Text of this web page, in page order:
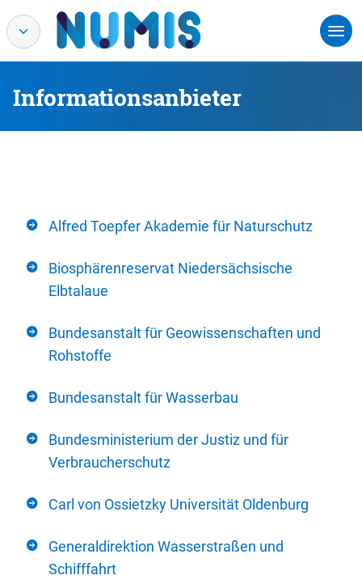
Informationsanbieter
Alfred Toepfer Akademie für Naturschutz
Biosphärenreservat Niedersächsische
Elbtalaue
Bundesanstalt für Geowissenschaften und
Rohstoffe
Bundesanstalt für Wasserbau
Bundesministerium der Justiz und für
Verbraucherschutz
Carl von Ossietzky Universität Oldenburg
Generaldirektion Wasserstraßen und
Schifffahrt